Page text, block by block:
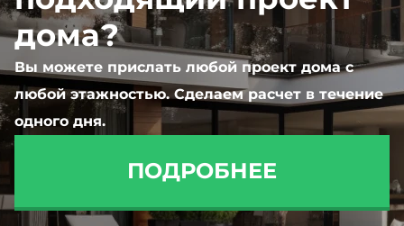
дома?
Вы можете прислать любой проект дома с
любой этажностью. Сделаем расчет в течение
одного дня.
ПОДРОБНЕЕ